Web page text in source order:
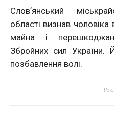
Словʼянський
області визнав
майна і
Збройних сил України.
позбавлення волі.
-